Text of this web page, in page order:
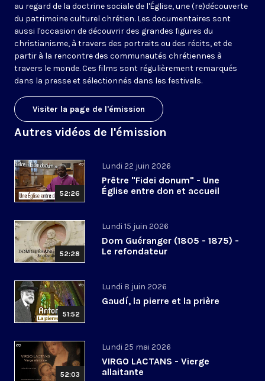
au regard de la doctrine sociale de l'Église, une (re)découverte
du patrimoine culturel chrétien. Les documentaires sont
aussi l'occasion de découvrir des grandes figures du
christianisme, à travers des portraits ou des récits, et de
partir à la rencontre des communautés chrétiennes à
travers le monde. Ces films sont régulièrement remarqués
dans la presse et sélectionnés dans les festivals.
Visiter la page de l'émission
Autres vidéos de l'émission
52:26
Lundi 22 juin 2026
Prêtre "Fidei donum" - Une
Église entre don et accueil
52:28
Lundi 15 juin 2026
Dom Guéranger (1805 - 1875) -
Le refondateur
51:52
Lundi 8 juin 2026
Gaudí, la pierre et la prière
52:03
Lundi 25 mai 2026
VIRGO LACTANS - Vierge
allaitante